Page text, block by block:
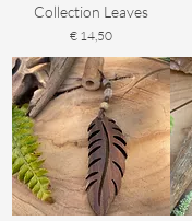
Collection Leaves
Prijs
€ 14,50